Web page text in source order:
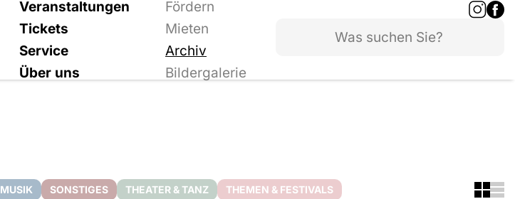
Veranstaltungen
Fördern
Tickets
Mieten
Service
Archiv
Über uns
Bildergalerie
MUSIK SONSTIGES THEATER & TANZ THEMEN & FESTIVALS